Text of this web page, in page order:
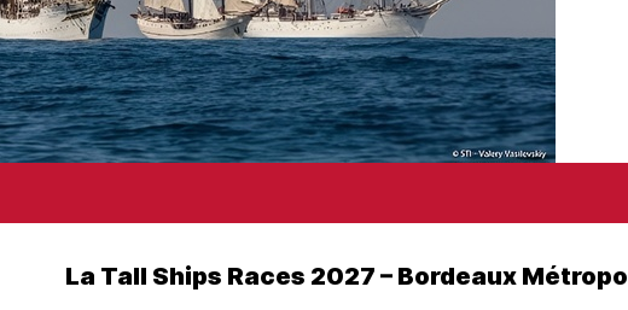
La Tall Ships Races 2027 – Bordeaux